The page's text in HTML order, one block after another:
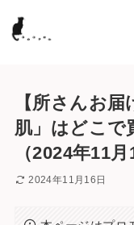
【所さんお
肌」はどこで
（2024年11月
2024年11月16日